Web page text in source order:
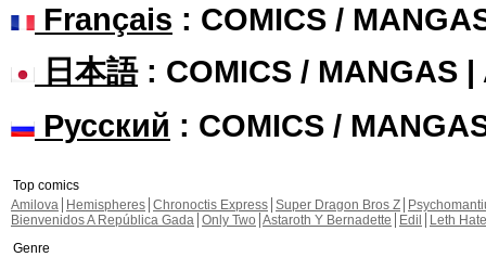
Français : COMICS /
日本語: COMICS / MANGAS |
Русский : COMICS /
Top comics
Amilova
Hemispheres Chronoctis Express Super Dragon Bros Z
Bienvenidos A República Gada Only Two Astaroth Y Bernadette Edil
Leth Hate
Genre